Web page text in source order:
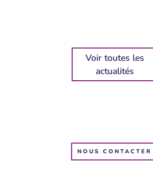
Voir toutes les
actualités
NOUS CONTACTER